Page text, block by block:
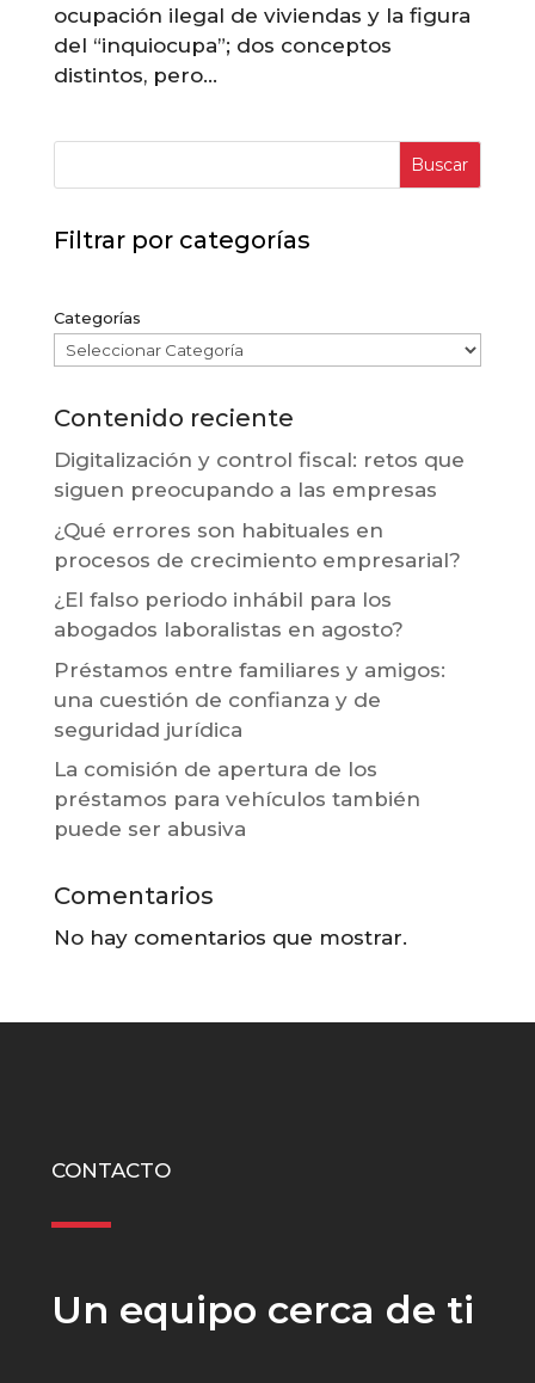
ocupación ilegal de viviendas y la figura
del “inquiocupa”; dos conceptos
distintos, pero...
Buscar
Filtrar por categorías
Categorías
Contenido reciente
Digitalización y control fiscal: retos que
siguen preocupando a las empresas
¿Qué errores son habituales en
procesos de crecimiento empresarial?
¿El falso periodo inhábil para los
abogados laboralistas en agosto?
Préstamos entre familiares y amigos:
una cuestión de confianza y de
seguridad jurídica
La comisión de apertura de los
préstamos para vehículos también
puede ser abusiva
Comentarios
No hay comentarios que mostrar.
CONTACTO
Un equipo cerca de ti